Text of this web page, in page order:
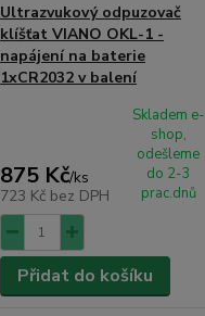
Ultrazvukový odpuzovač
klíšťat VIANO OKL-1 -
napájení na baterie
1xCR2032 v balení
875 Kč/ks
723 Kč bez DPH
Skladem e-
shop,
odešleme
do 2-3
prac.dnů
Přidat do košíku